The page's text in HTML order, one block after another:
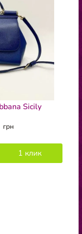
Sicily
грн
1 клик